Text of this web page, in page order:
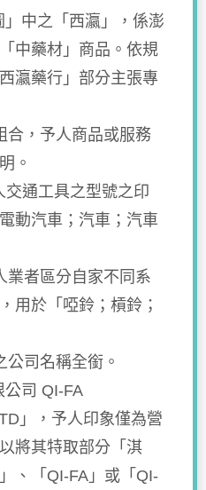
中之「西瀛」，係澎
中藥材」商品。依規
瀛藥行」部分主張專
合，予人商品或服務
。
交通工具之型號之印
動汽車；汽車；汽車
業者區分自家不同系
用於「啞鈴；槓鈴；
司名稱全銜。
司 QI-FA
」，予人印象僅為營
將其特取部分「淇
、「QI-FA」或「QI-